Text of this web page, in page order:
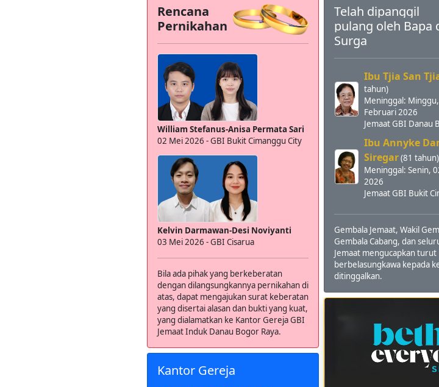
Rencana
Pernikahan
William Stefanus-Anisa Permata Sari
02 Mei 2026 -GBI Bukit Cimanggu City
Kelvin Darmawan-Desi Noviyanti
03 Mei 2026 -GBI Cisarua
Bila ada pihak yang berkeberatan
dengan dilangsungkannya pernikahan di
atas, dapat mengajukan surat keberatan
yang disertai alasan dan bukti yang kuat,
yang dialamatkan ke Kantor Gereja GBI
Jemaat Induk Danau Bogor Raya.
Telah dipanggil
pulang oleh Bapa
Surga
Ibu Tjia San
tahun)
Meninggal:
Februari 2026
Jemaat GBI Danau
Ibu Annyke
Siregar(81 tahun)
Meninggal: Senin,
2026
Jemaat GBI Bukit
Gembala Jemaat, Wakil
Gembala Cabang, dan
Jemaat mengucapkan turut
berbelasungkawa kepada
ditinggalkan.
Kantor Gereja